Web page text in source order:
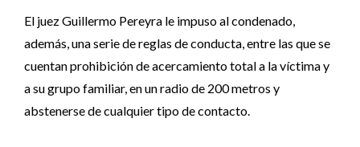
El juez Guillermo Pereyra le impuso al condenado,
además, una serie de reglas de conducta, entre las que se
cuentan prohibición de acercamiento total a la víctima y
a su grupo familiar, en un radio de 200 metros y
abstenerse de cualquier tipo de contacto.